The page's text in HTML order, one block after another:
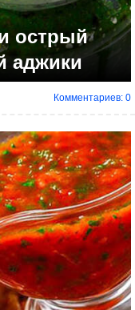
острый
аджики
Комментариев: 0